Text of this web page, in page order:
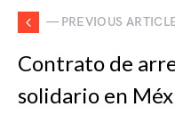
— PREVIOUS
Contrato de
solidario en